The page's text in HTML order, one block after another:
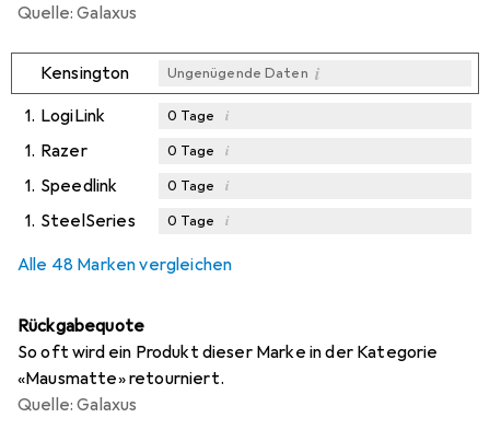
Quelle: Galaxus
Kensington Ungenügende Daten i
1. LogiLink 0 Tage i
1. Razer 0 Tage i
1. Speedlink 0 Tage i
1. SteelSeries 0 Tage i
Alle 48 Marken vergleichen
Rückgabequote
So oft wird ein Produkt dieser Marke in der Kategorie
«Mausmatte» retourniert.
Quelle: Galaxus